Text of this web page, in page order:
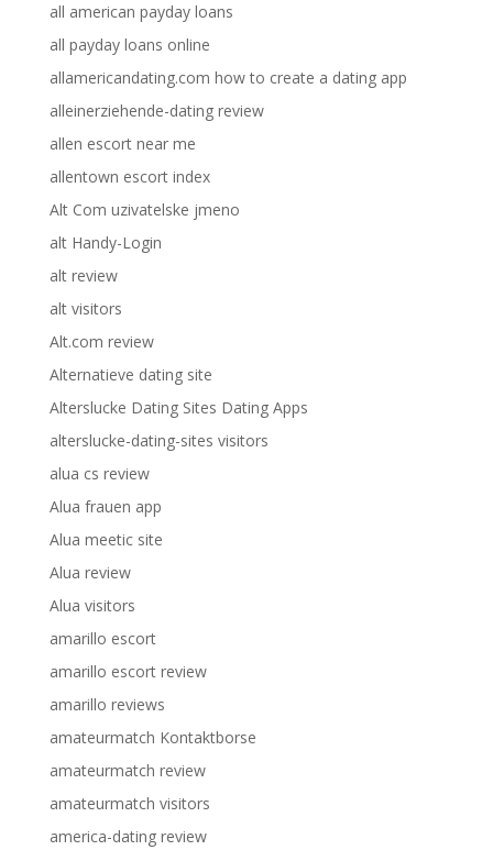
all american payday loans
all payday loans online
allamericandating.com how to create a dating app
alleinerziehende-dating review
allen escort near me
allentown escort index
Alt Com uzivatelske jmeno
alt Handy-Login
alt review
alt visitors
Alt.com review
Alternatieve dating site
Alterslucke Dating Sites Dating Apps
alterslucke-dating-sites visitors
alua cs review
Alua frauen app
Alua meetic site
Alua review
Alua visitors
amarillo escort
amarillo escort review
amarillo reviews
amateurmatch Kontaktborse
amateurmatch review
amateurmatch visitors
america-dating review